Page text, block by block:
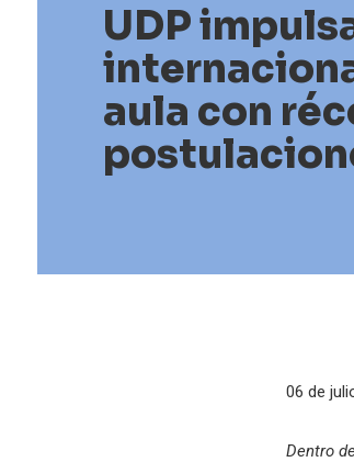
UDP
aula con
06 de
Dentro